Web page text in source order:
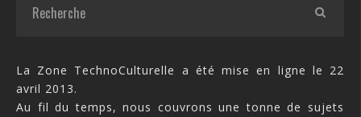
La Zone TechnoCulturelle a été mise en ligne le 22
avril 2013.
Au fil du temps, nous couvrons une tonne de sujets